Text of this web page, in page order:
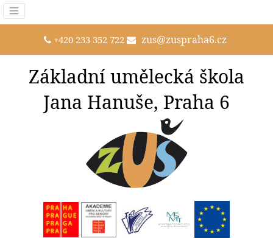
+420 233 352 722 zus@zuspraha6.cz
Základní umělecká škola
Jana Hanuše, Praha 6